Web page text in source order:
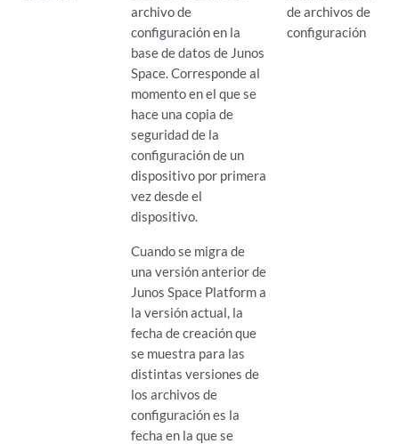
archivo de
configuración en la
base de datos de Junos
Space. Corresponde al
momento en el que se
hace una copia de
seguridad de la
configuración de un
dispositivo por primera
vez desde el
dispositivo.
Cuando se migra de
una versión anterior de
Junos Space Platform a
la versión actual, la
fecha de creación que
se muestra para las
distintas versiones de
los archivos de
configuración es la
fecha en la que se
de archivos de
configuración